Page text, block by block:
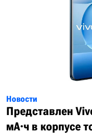
Новости
Представлен
мА·ч в корпусе